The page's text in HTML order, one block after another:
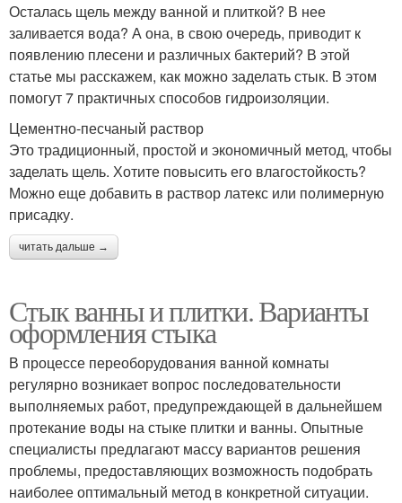
Осталась щель между ванной и плиткой? В нее
заливается вода? А она, в свою очередь, приводит к
появлению плесени и различных бактерий? В этой
статье мы расскажем, как можно заделать стык. В этом
помогут 7 практичных способов гидроизоляции.
Цементно-песчаный раствор
Это традиционный, простой и экономичный метод, чтобы
заделать щель. Хотите повысить его влагостойкость?
Можно еще добавить в раствор латекс или полимерную
присадку.
читать дальше →
Стык ванны и плитки. Варианты
оформления стыка
В процессе переоборудования ванной комнаты
регулярно возникает вопрос последовательности
выполняемых работ, предупреждающей в дальнейшем
протекание воды на стыке плитки и ванны. Опытные
специалисты предлагают массу вариантов решения
проблемы, предоставляющих возможность подобрать
наиболее оптимальный метод в конкретной ситуации.